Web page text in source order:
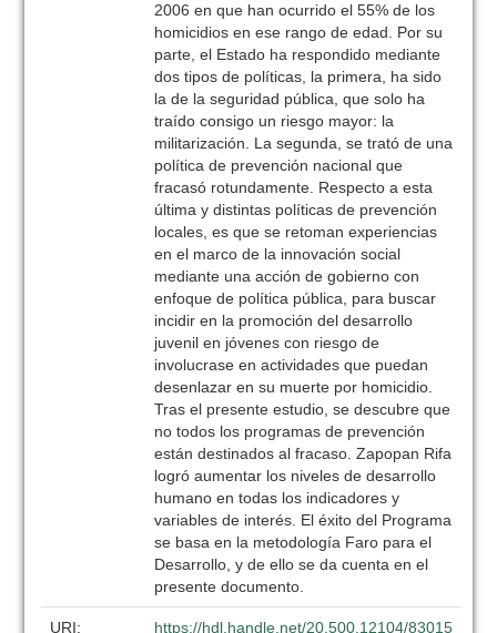
2006 en que han ocurrido el 55% de los
homicidios en ese rango de edad. Por su
parte, el Estado ha respondido mediante
dos tipos de políticas, la primera, ha sido
la de la seguridad pública, que solo ha
traído consigo un riesgo mayor: la
militarización. La segunda, se trató de una
política de prevención nacional que
fracasó rotundamente. Respecto a esta
última y distintas políticas de prevención
locales, es que se retoman experiencias
en el marco de la innovación social
mediante una acción de gobierno con
enfoque de política pública, para buscar
incidir en la promoción del desarrollo
juvenil en jóvenes con riesgo de
involucrase en actividades que puedan
desenlazar en su muerte por homicidio.
Tras el presente estudio, se descubre que
no todos los programas de prevención
están destinados al fracaso. Zapopan Rifa
logró aumentar los niveles de desarrollo
humano en todas los indicadores y
variables de interés. El éxito del Programa
se basa en la metodología Faro para el
Desarrollo, y de ello se da cuenta en el
presente documento.
URI:
https://hdl.handle.net/20.500.12104/83015